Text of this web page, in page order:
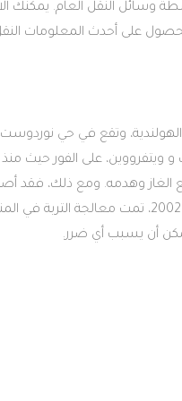
وسائل النقل العام. يمكنك
وتقع في حي
تم إغلاق مصنع الغاز وهدمه.
جيفبارك في أوترخت. وبين عامي 1993 و
أن يسبب أي ضرر.